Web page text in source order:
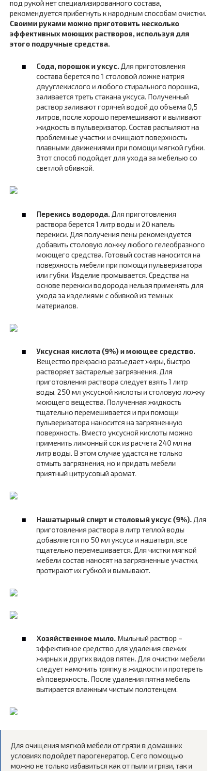
под рукой нет специализированного состава,
рекомендуется прибегнуть к народным способам очистки.
Своими руками можно приготовить несколько
эффективных моющих растворов, используя для
этого подручные средства.
Сода, порошок и уксус. Для приготовления
состава берется по 1 столовой ложке натрия
двууглекислого и любого стирального порошка,
заливается треть стакана уксуса. Полученный
раствор заливают горячей водой до объема 0,5
литров, после хорошо перемешивают и выливают
жидкость в пульверизатор. Состав распыляют на
проблемные участки и очищают поверхность
плавными движениями при помощи мягкой губки.
Этот способ подойдет для ухода за мебелью со
светлой обивкой.
Перекись водорода. Для приготовления
раствора берется 1 литр воды и 20 капель
перекиси. Для получения пены рекомендуется
добавить столовую ложку любого гелеобразного
моющего средства. Готовый состав наносится на
поверхность мебели при помощи пульверизатора
или губки. Изделие промывается. Средства на
основе перекиси водорода нельзя применять для
ухода за изделиями с обивкой из темных
материалов.
Уксусная кислота (9%) и моющее средство.
Вещество прекрасно разъедает жиры, быстро
растворяет застарелые загрязнения. Для
приготовления раствора следует взять 1 литр
воды, 250 мл уксусной кислоты и столовую ложку
моющего вещества. Полученная жидкость
тщательно перемешивается и при помощи
пульверизатора наносится на загрязненную
поверхность. Вместо уксусной кислоты можно
применить лимонный сок из расчета 240 мл на
литр воды. В этом случае удастся не только
отмыть загрязнения, но и придать мебели
приятный цитрусовый аромат.
Нашатырный спирт и столовый уксус (9%). Для
приготовления раствора в литр теплой воды
добавляется по 50 мл уксуса и нашатыря, все
тщательно перемешивается. Для чистки мягкой
мебели состав наносят на загрязненные участки,
протирают их губкой и вымывают.
Хозяйственное мыло. Мыльный раствор –
эффективное средство для удаления свежих
жирных и других видов пятен. Для очистки мебели
следует намочить тряпку в жидкости и протереть
ей поверхность. После удаления пятна мебель
вытирается влажным чистым полотенцем.
Для очищения мягкой мебели от грязи в домашних
условиях подойдет парогенератор. С его помощью
можно не только избавиться как от пыли и грязи, так и